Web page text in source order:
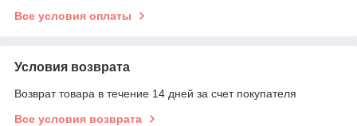
Все условия оплаты
Условия возврата
Возврат товара в течение 14 дней за счет покупателя
Все условия возврата